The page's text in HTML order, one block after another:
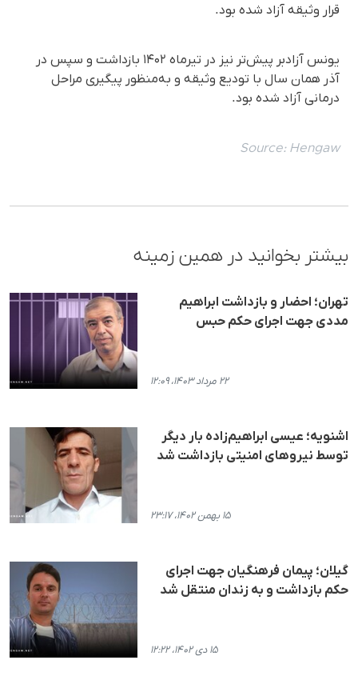
قرار وثیقه آزاد شده بود.
یونس آزادبر پیش‌تر نیز در تیرماه ۱۴۰۲ بازداشت و سپس در
آذر همان سال با تودیع وثیقه و به‌منظور پیگیری مراحل
درمانی آزاد شده بود.
Source: Hengaw
بیشتر بخوانید در همین زمینه
تهران؛ احضار و بازداشت ابراهیم
مددی جهت اجرای حکم حبس
۲۲ مرداد ۱۴۰۳، ۱۲:۰۹
اشنویه؛ عیسی ابراهیم‌زاده بار دیگر
توسط نیروهای امنیتی بازداشت شد
۱۵ بهمن ۱۴۰۲، ۲۳:۱۷
گیلان؛ پیمان فرهنگیان جهت اجرای
حکم بازداشت و به زندان منتقل شد
۱۵ دی ۱۴۰۲، ۱۲:۲۲